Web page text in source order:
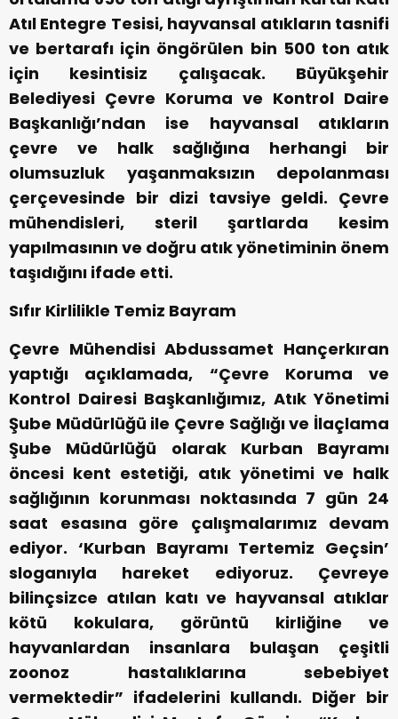
Atıl Entegre Tesisi, hayvansal atıkların tasnifi
ve bertarafı için öngörülen bin 500 ton atık
için kesintisiz çalışacak. Büyükşehir
Belediyesi Çevre Koruma ve Kontrol Daire
Başkanlığı’ndan ise hayvansal atıkların
çevre ve halk sağlığına herhangi bir
olumsuzluk yaşanmaksızın depolanması
çerçevesinde bir dizi tavsiye geldi. Çevre
mühendisleri, steril şartlarda kesim
yapılmasının ve doğru atık yönetiminin önem
taşıdığını ifade etti.
Sıfır Kirlilikle Temiz Bayram
Çevre Mühendisi Abdussamet Hançerkıran
yaptığı açıklamada, “Çevre Koruma ve
Kontrol Dairesi Başkanlığımız, Atık Yönetimi
Şube Müdürlüğü ile Çevre Sağlığı ve İlaçlama
Şube Müdürlüğü olarak Kurban Bayramı
öncesi kent estetiği, atık yönetimi ve halk
sağlığının korunması noktasında 7 gün 24
saat esasına göre çalışmalarımız devam
ediyor. ‘Kurban Bayramı Tertemiz Geçsin’
sloganıyla hareket ediyoruz. Çevreye
bilinçsizce atılan katı ve hayvansal atıklar
kötü kokulara, görüntü kirliğine ve
hayvanlardan insanlara bulaşan çeşitli
zoonoz hastalıklarına sebebiyet
vermektedir” ifadelerini kullandı. Diğer bir